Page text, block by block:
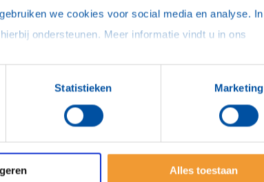
we cookies voor social media en analyse. In
Statistieken Marketing
Alles toestaan